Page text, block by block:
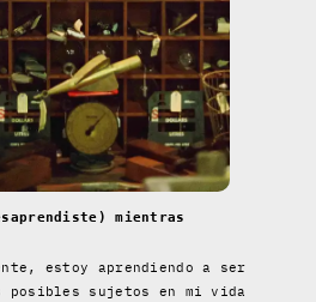
mientras
estoy aprendiendo a ser
posibles sujetos en mi vida